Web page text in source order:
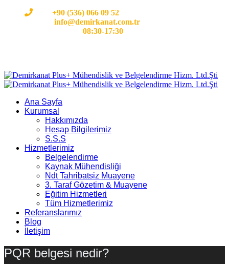
+90 (536) 066 09 52
info@demirkanat.com.tr
08:30-17:30
Ana Sayfa
Kurumsal
Hakkımızda
Hesap Bilgilerimiz
S.S.S
Hizmetlerimiz
Belgelendirme
Kaynak Mühendisliği
Ndt Tahribatsiz Muayene
3. Taraf Gözetim & Muayene
Eğitim Hizmetleri
Tüm Hizmetlerimiz
Referanslarımız
Blog
İletişim
PQR belgesi nedir?